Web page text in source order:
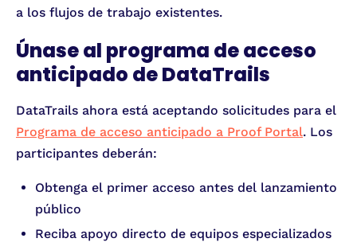
a los flujos de trabajo existentes.
Únase al programa de acceso
anticipado de DataTrails
DataTrails ahora está aceptando solicitudes para el
Programa de acceso anticipado a Proof Portal. Los
participantes deberán:
Obtenga el primer acceso antes del lanzamiento
público
Reciba apoyo directo de equipos especializados